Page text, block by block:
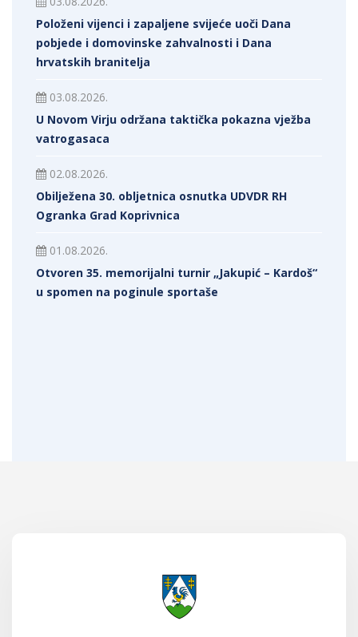
Položeni vijenci i zapaljene svijeće uoči Dana
pobjede i domovinske zahvalnosti i Dana
hrvatskih branitelja
03.08.2026.
U Novom Virju održana taktička pokazna vježba
vatrogasaca
02.08.2026.
Obilježena 30. obljetnica osnutka UDVDR RH
Ogranka Grad Koprivnica
01.08.2026.
Otvoren 35. memorijalni turnir „Jakupić – Kardoš“
u spomen na poginule sportaše